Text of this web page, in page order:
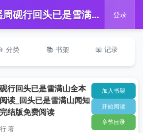
📖 闻知遥周砚行回头已是雪满山全本免费在线阅读_回头已是雪满山闻知遥周砚行完结版免费阅读 登录
分类 📚 书架 📖 记录
行回头已是雪满山全本
读_回头已是雪满山闻知
结版免费阅读
著
加入书架
开始阅读
章节目录